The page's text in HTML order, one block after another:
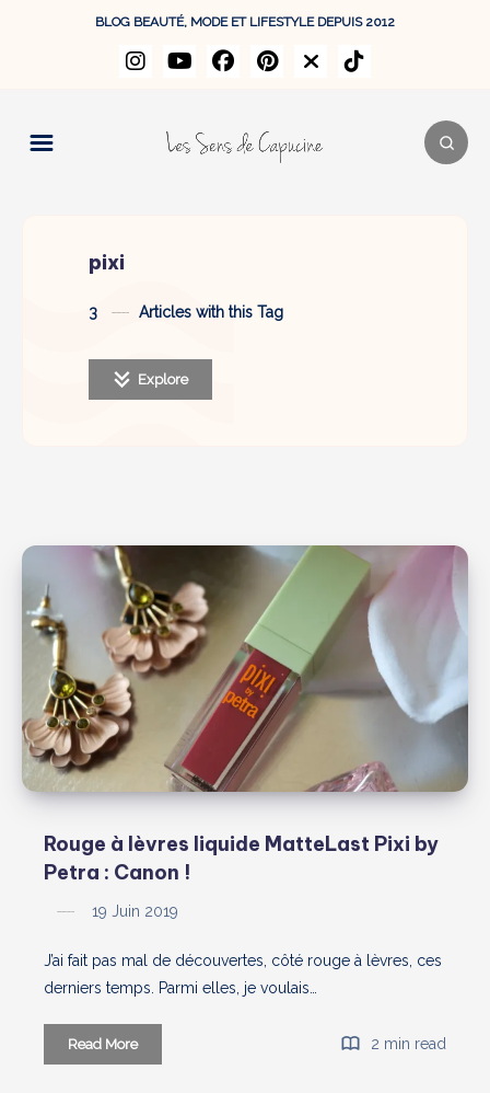
BLOG BEAUTÉ, MODE ET LIFESTYLE DEPUIS 2012
pixi
3 Articles with this Tag
Explore
Rouge à lèvres liquide MatteLast Pixi by
Petra : Canon !
19 Juin 2019
J’ai fait pas mal de découvertes, côté rouge à lèvres, ces
derniers temps. Parmi elles, je voulais…
Read MoreRouge
à
2 min read